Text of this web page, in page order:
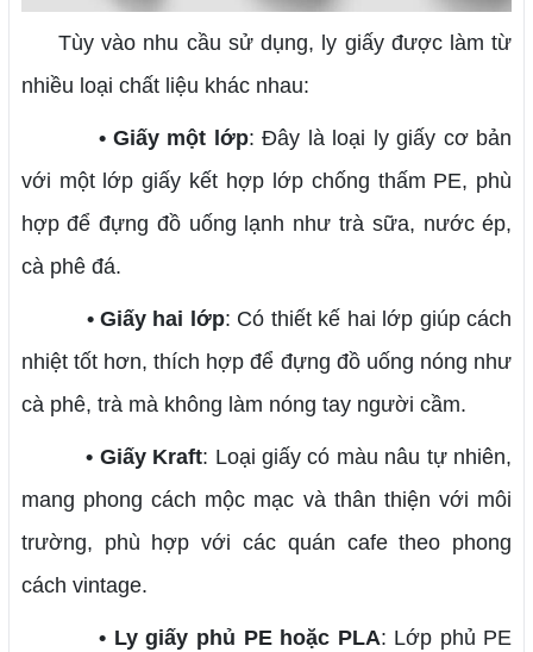
Tùy vào nhu cầu sử dụng, ly giấy được làm từ
nhiều loại chất liệu khác nhau:
• Giấy một lớp: Đây là loại ly giấy cơ bản
với một lớp giấy kết hợp lớp chống thấm PE, phù
hợp để đựng đồ uống lạnh như trà sữa, nước ép,
cà phê đá.
• Giấy hai lớp: Có thiết kế hai lớp giúp cách
nhiệt tốt hơn, thích hợp để đựng đồ uống nóng như
cà phê, trà mà không làm nóng tay người cầm.
• Giấy Kraft: Loại giấy có màu nâu tự nhiên,
mang phong cách mộc mạc và thân thiện với môi
trường, phù hợp với các quán cafe theo phong
cách vintage.
• Ly giấy phủ PE hoặc PLA: Lớp phủ PE